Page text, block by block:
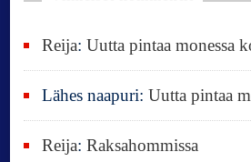
Reija:Uutta pintaa monessa
Lähes naapuri:Uutta pintaa
Reija:Raksahommissa